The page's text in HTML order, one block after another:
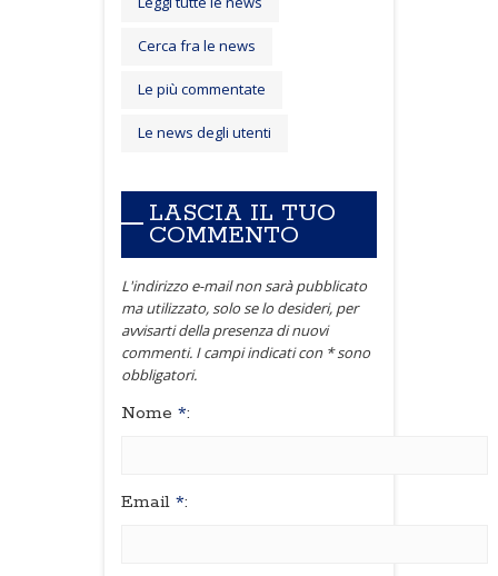
Cerca fra le news
Le più commentate
Le news degli utenti
LASCIA IL TUO
COMMENTO
L'indirizzo e-mail non sarà pubblicato
ma utilizzato, solo se lo desideri, per
avvisarti della presenza di nuovi
commenti. I campi indicati con * sono
obbligatori.
Nome *:
Email *: